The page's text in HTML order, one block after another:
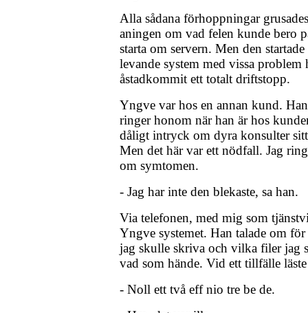
Alla sådana förhoppningar
aningen om vad felen kunde bero
starta om servern. Men den
levande system med vissa
åstadkommit ett totalt driftstopp.
Yngve var hos en annan kund.
ringer honom när han är hos
dåligt intryck om dyra konsulter
Men det här var ett nödfall. Jag
om symtomen.
- Jag har inte den blekaste, sa han.
Via telefonen, med mig som
Yngve systemet. Han talade om
jag skulle skriva och vilka filer jag
vad som hände. Vid ett tillfälle
- Noll ett två eff nio tre be de.